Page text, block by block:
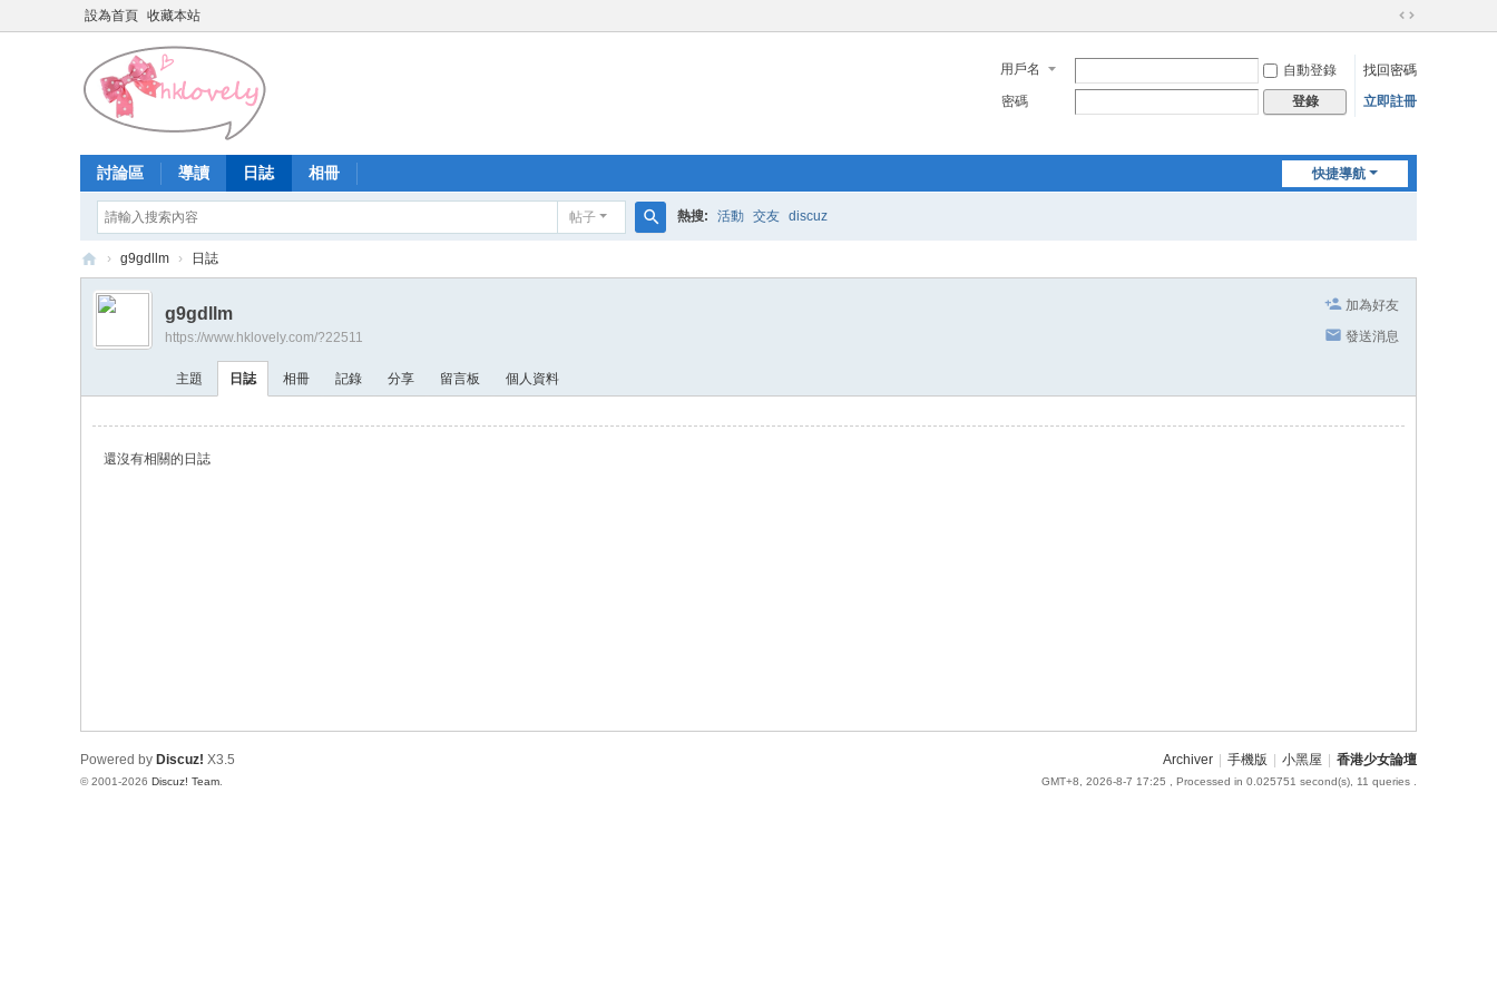
設為首頁 收藏本站
切
到
寬
用戶名 自動登錄
找回密碼
密碼
登錄 立即註冊
快捷導航
討論區 導讀 日誌 相冊
帖子
索
熱搜: 活動 交友 discuz
香
少
› g9gdllm › 日誌
加為好友
發送消息
g9gdllm
https://www.hklovely.com/?22511
主題 日誌 相冊 記錄 分享 留言板 個人資料
還沒有相關的日誌
Archiver 手機版 小黑屋 香港少女論壇
GMT+8, 2026-8-7 17:25 , Processed in 0.025751 second(s), 11 queries .
Powered by Discuz! X3.5
© 2001-2026 Discuz! Team